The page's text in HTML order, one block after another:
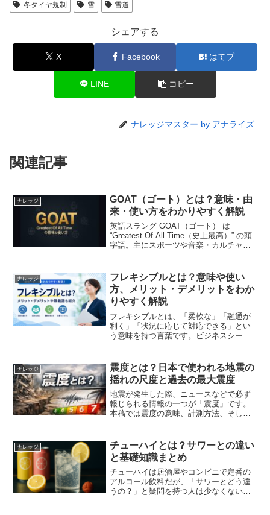
冬タイヤ規制
雪 雪道
シェアする
X Facebook はてブ
LINE コピー
ナレッジマスター by アナライズ
関連記事
ナレッジ
GOAT（ゴート）とは？意味・由
来・使い方をわかりやすく解説
英語スラング GOAT（ゴート） は
“Greatest Of All Time（史上最高）” の頭
字語。主にスポーツや音楽・カルチャー
来、実例、注意点、関連語までをコン...
ナレッジ
フレキシブルとは？意味や使い
方、メリット・デメリットをわか
りやすく解説
フレキシブルとは、「柔軟な」「融通が
利く」「状況に応じて対応できる」とい
う意味を持つ言葉です。ビジネスシーン
のスピードが速く、多様な価値観や働き
方が求められる時代です...
ナレッジ
震度とは？日本で使われる地震の
揺れの尺度と過去の最大震度
地震が発生した際、ニュースなどで必ず
報じられる情報の一つが「震度」です。
本稿では震度の意味、計測方法、そして
によって「その地点で実際にどれほど揺
れたか」を表す指標で...
ナレッジ
チューハイとは？サワーとの違い
と基礎知識まとめ
チューハイは居酒屋やコンビニで定番の
アルコール飲料だが、「サワーとどう違
うの？」と疑問を持つ人は少なくない。